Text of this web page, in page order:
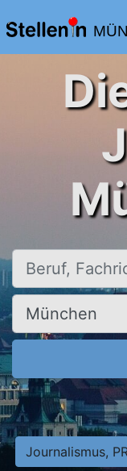
Beruf,
Ort, Stadt
Journalismus,